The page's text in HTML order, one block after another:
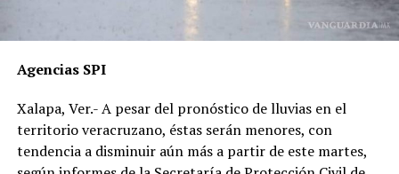
“Hoy fue mi Abraham,
mañana puede ser alguien
de tu familia. El homicida
sigue libre y operando en
Agencias SPI
Xalapa, Ver.- A pesar del pronóstico de lluvias en el
territorio veracruzano, éstas serán menores, con
tendencia a disminuir aún más a partir de este martes,